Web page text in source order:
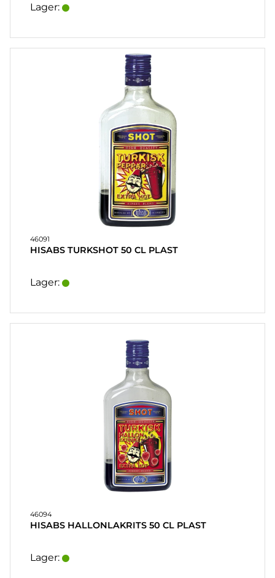
Lager:
46091
HISABS TURKSHOT 50 CL PLAST
Lager:
46094
HISABS HALLONLAKRITS 50 CL PLAST
Lager: